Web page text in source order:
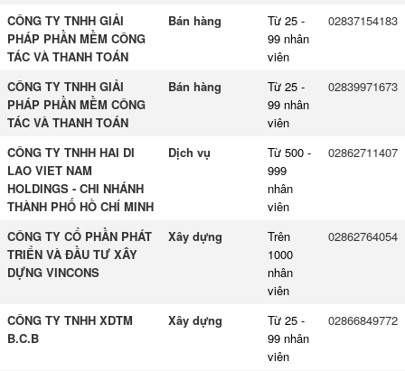
CÔNG TY TNHH GIẢI
PHÁP PHẦN MỀM CÔNG
TÁC VÀ THANH TOÁN
Bán hàng
Từ 25 -
99 nhân
viên
02837154183
CÔNG TY TNHH GIẢI
PHÁP PHẦN MỀM CÔNG
TÁC VÀ THANH TOÁN
Bán hàng
Từ 25 -
99 nhân
viên
02839971673
CÔNG TY TNHH HAI DI
LAO VIET NAM
HOLDINGS - CHI NHÁNH
THÀNH PHỐ HỒ CHÍ MINH
Dịch vụ
Từ 500 -
999
nhân
viên
02862711407
CÔNG TY CỔ PHẦN PHÁT
TRIỂN VÀ ĐẦU TƯ XÂY
DỰNG VINCONS
Xây dựng
Trên
1000
nhân
viên
02862764054
CÔNG TY TNHH XDTM
B.C.B
Xây dựng
Từ 25 -
99 nhân
viên
02866849772